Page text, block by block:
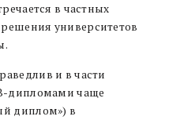
в частных
университетов
и в части
дипломами чаще
диплом») в